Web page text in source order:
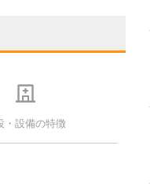
・設備の特徴